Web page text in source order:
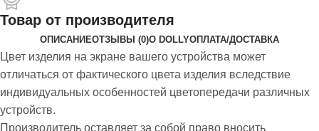
Товар от производителя
ОПИСАНИЕОТЗЫВЫ (0)О DOLLYОПЛАТА/ДОСТАВКА
Цвет изделия на экране вашего устройства может
отличаться от фактического цвета изделия вследствие
индивидуальных особенностей цветопередачи различных
устройств.
Производитель оставляет за собой право вносить